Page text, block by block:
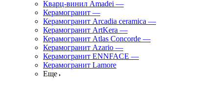
Кварц-винил Amadei —
Керамогранит —
Керамогранит Arcadia ceramica —
Керамогранит ArtKera —
Керамогранит Atlas Concorde —
Керамогранит Azario —
Керамогранит ENNFACE —
Керамогранит Lamore
Еще